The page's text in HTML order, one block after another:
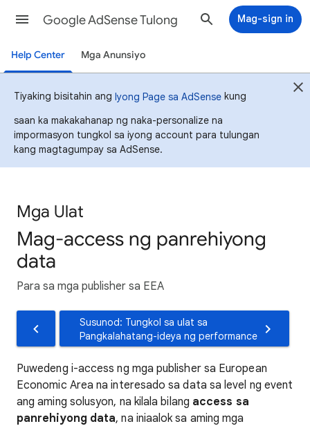
Google AdSense Tulong Mag-sign in
Help Center Mga Anunsiyo
Tiyaking bisitahin ang Iyong Page sa AdSense kung
saan ka makakahanap ng naka-personalize na
impormasyon tungkol sa iyong account para tulungan
kang magtagumpay sa AdSense.
Mga Ulat
Mag-access ng panrehiyong
data
Para sa mga publisher sa EEA
Susunod: Tungkol sa ulat sa
Pangkalahatang-ideya ng performance
Puwedeng i-access ng mga publisher sa European
Economic Area na interesado sa data sa level ng event
ang aming solusyon, na kilala bilang access sa
panrehiyong data, na iniaalok sa aming mga